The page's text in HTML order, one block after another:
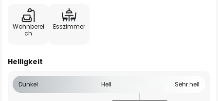
Wohnberei
ch
Esszimmer
Helligkeit
Dunkel Hell Sehr hell